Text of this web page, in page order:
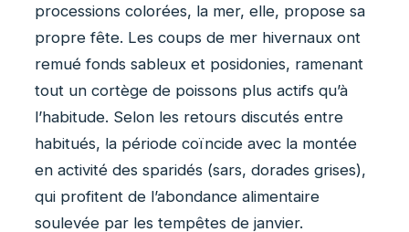
processions colorées, la mer, elle, propose sa
propre fête. Les coups de mer hivernaux ont
remué fonds sableux et posidonies, ramenant
tout un cortège de poissons plus actifs qu’à
l’habitude. Selon les retours discutés entre
habitués, la période coïncide avec la montée
en activité des sparidés (sars, dorades grises),
qui profitent de l’abondance alimentaire
soulevée par les tempêtes de janvier.